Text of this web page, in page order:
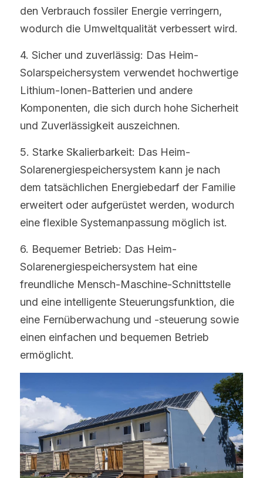
den Verbrauch fossiler Energie verringern,
wodurch die Umweltqualität verbessert wird.
4. Sicher und zuverlässig: Das Heim-
Solarspeichersystem verwendet hochwertige
Lithium-Ionen-Batterien und andere
Komponenten, die sich durch hohe Sicherheit
und Zuverlässigkeit auszeichnen.
5. Starke Skalierbarkeit: Das Heim-
Solarenergiespeichersystem kann je nach
dem tatsächlichen Energiebedarf der Familie
erweitert oder aufgerüstet werden, wodurch
eine flexible Systemanpassung möglich ist.
6. Bequemer Betrieb: Das Heim-
Solarenergiespeichersystem hat eine
freundliche Mensch-Maschine-Schnittstelle
und eine intelligente Steuerungsfunktion, die
eine Fernüberwachung und -steuerung sowie
einen einfachen und bequemen Betrieb
ermöglicht.